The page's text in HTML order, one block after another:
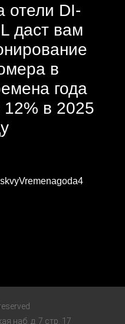
отели DI-
даст вам
в
года
в 2025
наб. д. 7 стр. 17